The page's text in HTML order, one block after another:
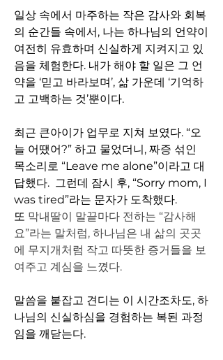
일상 속에서 마주하는 작은 감사와 회복
의 순간들 속에서, 나는 하나님의 언약이
여전히 유효하며 신실하게 지켜지고 있
음을 체험한다. 내가 해야 할 일은 그 언
약을 ‘믿고 바라보며’, 삶 가운데 ‘기억하
고 고백하는 것’뿐이다.
최근 큰아이가 업무로 지쳐 보였다. “오
늘 어땠어?” 하고 물었더니, 짜증 섞인
목소리로 “Leave me alone”이라고 대
답했다.  그런데 잠시 후, “Sorry mom, I
was tired”라는 문자가 도착했다.
또 막내딸이 말끝마다 전하는 “감사해
요”라는 말처럼, 하나님은 내 삶의 곳곳
에 무지개처럼 작고 따뜻한 증거들을 보
여주고 계심을 느꼈다.
말씀을 붙잡고 견디는 이 시간조차도, 하
나님의 신실하심을 경험하는 복된 과정
임을 깨닫는다.